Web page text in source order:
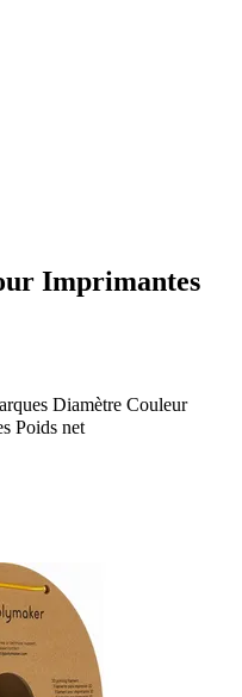
Imprimantes
Diamètre Couleur
Poids net